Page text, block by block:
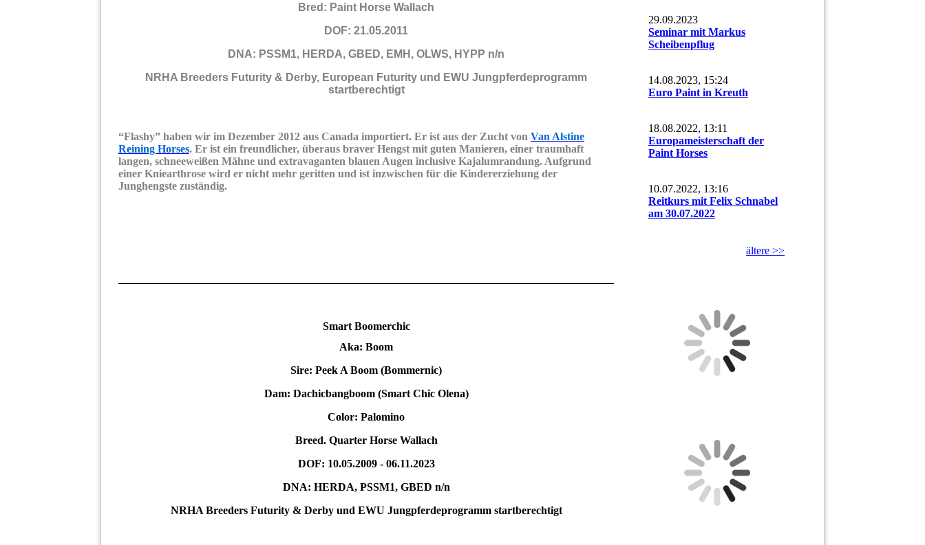
Bred: Paint Horse Wallach
DOF: 21.05.2011
DNA: PSSM1, HERDA, GBED, EMH, OLWS, HYPP n/n
NRHA Breeders Futurity & Derby, European Futurity und EWU Jungpferdeprogramm
startberechtigt
“Flashy” haben wir im Dezember 2012 aus Canada importiert. Er ist aus der Zucht von Van Alstine
Reining Horses. Er ist ein freundlicher, überaus braver Hengst mit guten Manieren, einer traumhaft
langen, schneeweißen Mähne und extravaganten blauen Augen inclusive Kajalumrandung. Aufgrund
einer Kniearthrose wird er nicht mehr geritten und ist inzwischen für die Kindererziehung der
Junghengste zuständig.
Smart Boomerchic
Aka: Boom
Sire: Peek A Boom (Bommernic)
Dam: Dachicbangboom (Smart Chic Olena)
Color: Palomino
Breed. Quarter Horse Wallach
DOF: 10.05.2009 - 06.11.2023
DNA: HERDA, PSSM1, GBED n/n
NRHA Breeders Futurity & Derby und EWU Jungpferdeprogramm startberechtigt
29.09.2023
Seminar mit Markus
Scheibenpflug
14.08.2023, 15:24
Euro Paint in Kreuth
18.08.2022, 13:11
Europameisterschaft der
Paint Horses
10.07.2022, 13:16
Reitkurs mit Felix Schnabel
am 30.07.2022
ältere >>